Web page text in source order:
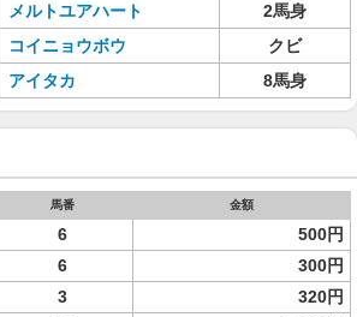
メルトユアハート
2馬身
コイニョウボウ
クビ
アイタカ 8馬身
馬番 金額
6 500円
6
300円
3
320円